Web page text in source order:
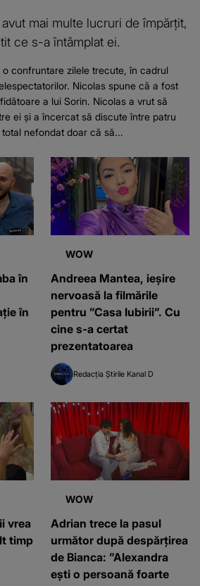
mai multe lucruri de împărțit,
ce s-a întâmplat ei.
confruntare zilele trecute, în cadrul
Nicolas spune că a fost
a lui Sorin. Nicolas a vrut să
ei și a încercat să discute între patru
nefondat doar că să...
în
în
WOW
Andreea Mantea, ieșire
nervoasă la filmările
pentru ”Casa Iubirii”. Cu
cine s-a certat
prezentatoarea
Redacția Știrile Kanal D
vrea
timp
WOW
Adrian trece la pasul
următor după despărțirea
de Bianca: ”Alexandra
ești o persoană foarte